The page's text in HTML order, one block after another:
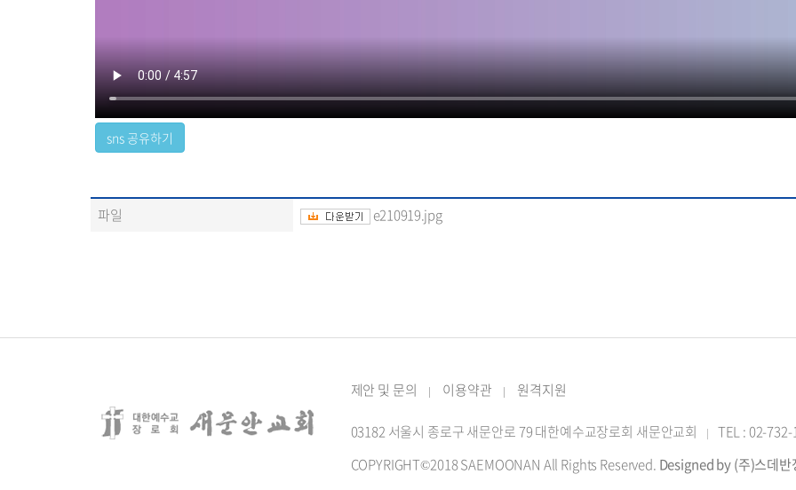
파일 e210919.jpg
제안 및 문의 | 이용약관 | 원격지원
03182 서울시 종로구 새문안로 79 대한예수교장로회 새문안교회 |
TEL : 02-
COPYRIGHT©2018 SAEMOONAN All Rights Reserved. Designed by (주)스데반